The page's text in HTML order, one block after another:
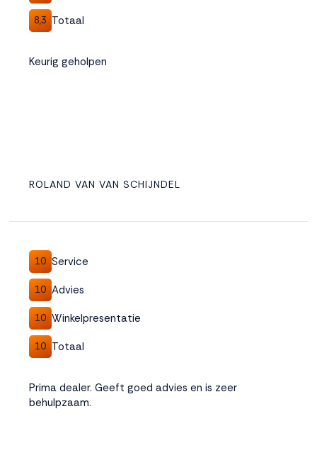
8,3 Totaal
Keurig geholpen
ROLAND VAN VAN SCHIJNDEL
10 Service
10 Advies
10 Winkelpresentatie
10 Totaal
Prima dealer. Geeft goed advies en is zeer
behulpzaam.